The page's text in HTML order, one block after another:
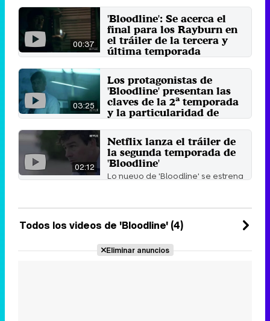
00:37
'Bloodline': Se acerca el
final para los Rayburn en
el tráiler de la tercera y
última temporada
próximo 26 de mayo, seguirá ...
18 de abril 2017
03:25
Los protagonistas de
'Bloodline' presentan las
claves de la 2ª temporada
y la particularidad de
EL 27 de mayo estarán disponibles
en la plataforma de streaming los
nuevos episodios de ...
19 de abril 2016
02:12
Netflix lanza el tráiler de
la segunda temporada de
'Bloodline'
Lo nuevo de 'Bloodline' se estrena
11 de abril 2016
Todos los videos de 'Bloodline' (4)
Eliminar anuncios